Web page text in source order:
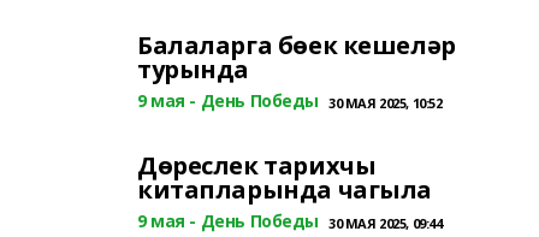
Балаларга бөек кешеләр
турында
9 мая - День Победы 30 МАЯ 2025, 10:52
Дөреслек тарихчы
китапларында чагыла
9 мая - День Победы 30 МАЯ 2025, 09:44